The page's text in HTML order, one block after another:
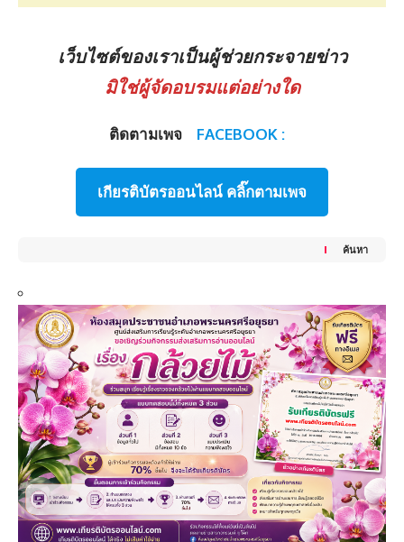
เว็บไซต์ของเราเป็นผู้ช่วยกระจายข่าว
มิใช่ผู้จัดอบรมแต่อย่างใด
ติดตามเพจ FACEBOOK :
เกียรติบัตรออนไลน์ คลิ๊กตามเพจ
ค้นหา